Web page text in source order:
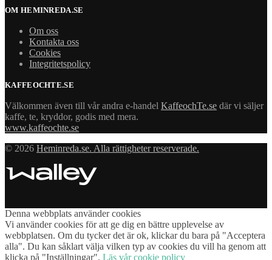
OM HEMINREDA.SE
Om oss
Kontakta oss
Cookies
Integritetspolicy
KAFFEOCHTE.SE
Välkommen även till vår andra e-handel KaffeochTe.se där vi säljer
kaffe, te, kryddor, godis med mera.
www.kaffeochte.se
© 2026 Heminreda.se. Alla rättigheter reserverade.
Denna webbplats använder cookies
Vi använder cookies för att ge dig en bättre upplevelse av
webbplatsen. Om du tycker det är ok, klickar du bara på "Acceptera
alla". Du kan såklart välja vilken typ av cookies du vill ha genom att
klicka på "Inställningar". Läs vår cookie policy